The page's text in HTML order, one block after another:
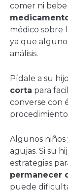
comer ni
médico sobre
ya que
análisis.
Pídale a su
corta para
converse con
Algunos niños
agujas. Si su
estrategias
permanecer
puede